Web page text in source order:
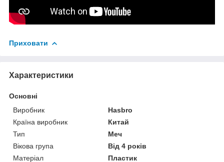
Приховати
Характеристики
Основні
Виробник
Hasbro
Країна виробник
Китай
Тип
Меч
Вікова група
Від 4 років
Матеріал
Пластик